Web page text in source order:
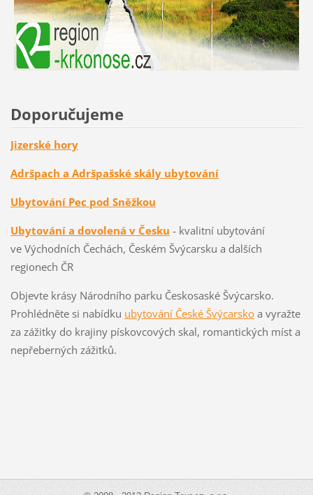
Doporučujeme
Jizerské hory
Adršpach a Adršpašské skály ubytování
Ubytování Pec pod Sněžkou
Ubytování a dovolená v Česku - kvalitní ubytování
ve Východních Čechách, Českém Švýcarsku a dalších
regionech ČR
Objevte krásy Národního parku Českosaské Švýcarsko.
Prohlédněte si nabídku ubytování České Švýcarskoa vyražte
za zážitky do krajiny pískovcových skal, romantických míst a
nepřeberných zážitků.